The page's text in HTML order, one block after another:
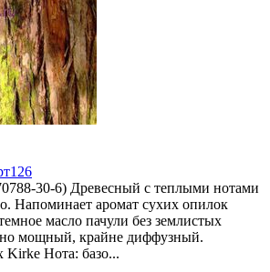
30-6) Древесный с теплыми нотами
Напоминает аромат сухих опилок
масло пачули без землистых
мощный, крайне диффузный.
Kirke Нота: базо...